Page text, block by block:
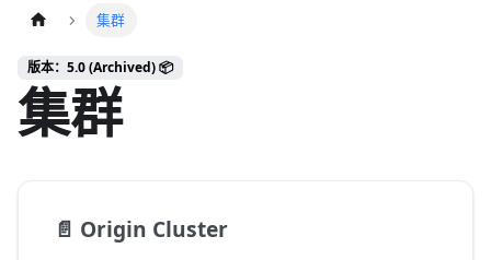
集群
版本：5.0 (Archived) 📦
集群
📄️ Origin Cluster